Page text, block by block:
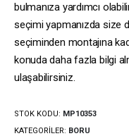
bulmanıza yardımcı
seçimi yapmanızda size
seçiminden montajına
konuda daha fazla bilgi
ulaşabilirsiniz.
STOK KODU: MP10353
KATEGORILER: BORU